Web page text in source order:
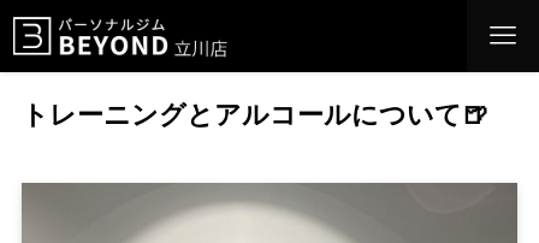
トレーニングとアルコールについて🍺